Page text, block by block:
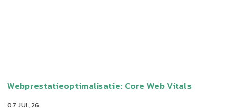
07 JUL,26
Webprestatieoptimalisatie: Core Web Vitals